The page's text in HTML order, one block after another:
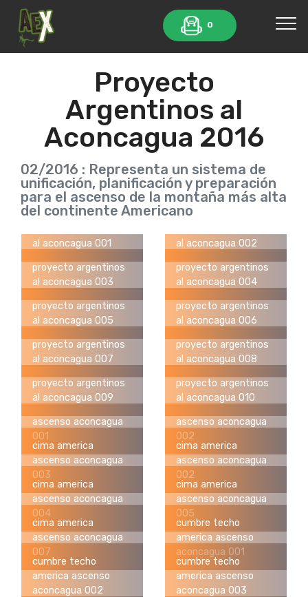
0
Proyecto
Argentinos al
Aconcagua 2016
02/2016 : Representa un sistema de
unificación, planificación y preparación
para el ascenso de la montaña más alta
del continente Americano
al aconcagua 001
al aconcagua 002
proyecto argentinos
al aconcagua 003
proyecto argentinos
al aconcagua 004
proyecto argentinos
al aconcagua 005
proyecto argentinos
al aconcagua 006
proyecto argentinos
al aconcagua 007
proyecto argentinos
al aconcagua 008
proyecto argentinos
al aconcagua 009
proyecto argentinos
al aconcagua 010
ascenso aconcagua
001
ascenso aconcagua
002
cima america
ascenso aconcagua
003
cima america
ascenso aconcagua
002
cima america
ascenso aconcagua
004
cima america
ascenso aconcagua
005
cima america
ascenso aconcagua
007
cumbre techo
america ascenso
aconcagua 001
cumbre techo
america ascenso
aconcagua 002
cumbre techo
america ascenso
aconcagua 003